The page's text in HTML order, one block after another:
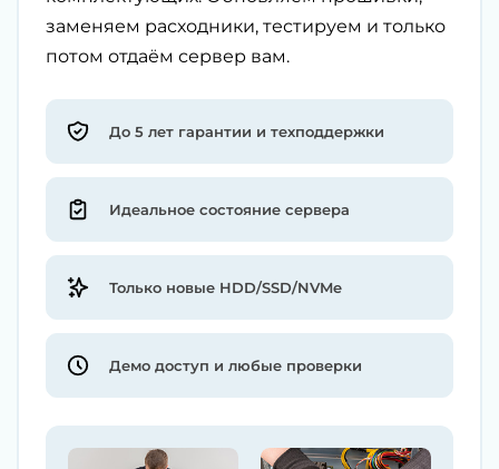
заменяем расходники, тестируем и только
потом отдаём сервер вам.
До 5 лет гарантии и техподдержки
Идеальное состояние сервера
Только новые HDD/SSD/NVMe
Демо доступ и любые проверки